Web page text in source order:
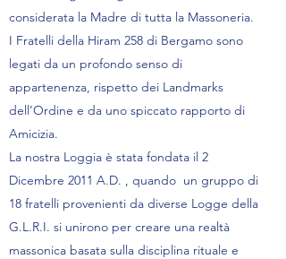
considerata la Madre di tutta la Massoneria.
I Fratelli della Hiram 258 di Bergamo sono
legati da un profondo senso di
appartenenza, rispetto dei Landmarks
dell’Ordine e da uno spiccato rapporto di
Amicizia.
La nostra Loggia è stata fondata il 2
Dicembre 2011 A.D. , quando un gruppo di
18 fratelli provenienti da diverse Logge della
G.L.R.I. si unirono per creare una realtà
massonica basata sulla disciplina rituale e